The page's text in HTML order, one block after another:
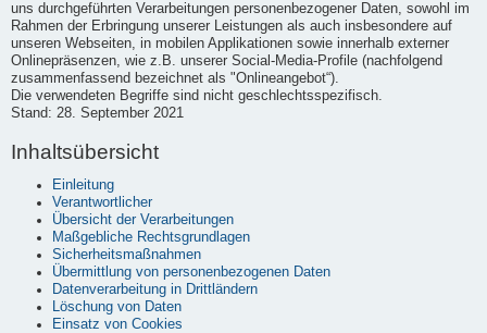
uns durchgeführten Verarbeitungen personenbezogener Daten, sowohl im
Rahmen der Erbringung unserer Leistungen als auch insbesondere auf
unseren Webseiten, in mobilen Applikationen sowie innerhalb externer
Onlinepräsenzen, wie z.B. unserer Social-Media-Profile (nachfolgend
zusammenfassend bezeichnet als "Onlineangebot“).
Die verwendeten Begriffe sind nicht geschlechtsspezifisch.
Stand: 28. September 2021
Inhaltsübersicht
Einleitung
Verantwortlicher
Übersicht der Verarbeitungen
Maßgebliche Rechtsgrundlagen
Sicherheitsmaßnahmen
Übermittlung von personenbezogenen Daten
Datenverarbeitung in Drittländern
Löschung von Daten
Einsatz von Cookies